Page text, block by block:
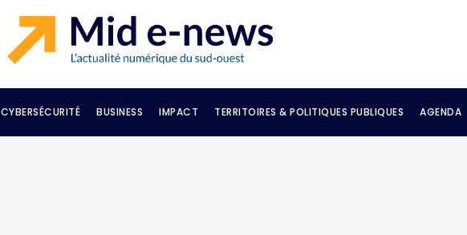
CYBERSÉCURITÉ BUSINESS IMPACT TERRITOIRES & POLITIQUES PUBLIQUES AGENDA